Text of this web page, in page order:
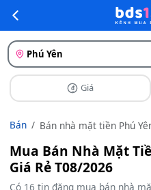
Phú Yên
Giá
Bán Bán nhà mặt tiền Phú
Mua Bán Nhà Mặt
Giá Rẻ T08/2026
Có 16 tin đăng mua bán nhà